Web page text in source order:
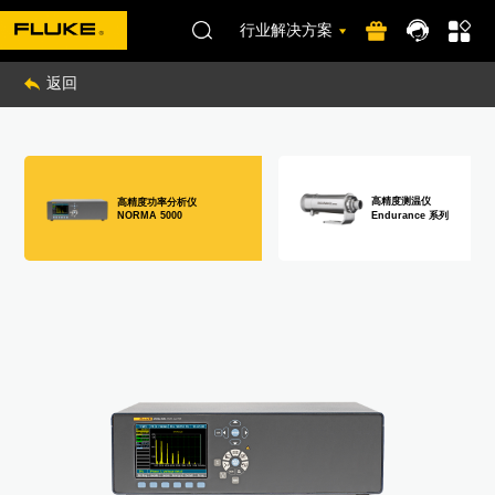
行业解决方案
返回
高精度功率分析仪
NORMA 5000
高精度测温仪
Endurance 系列